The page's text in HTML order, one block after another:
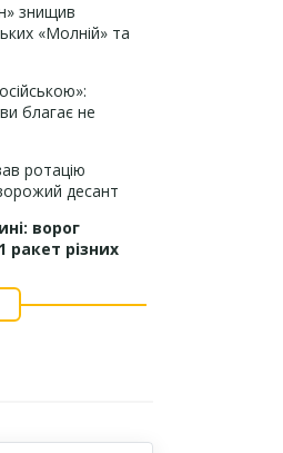
знищив
«Молній» та
благає не
ротацію
десант
ворог
ракет різних